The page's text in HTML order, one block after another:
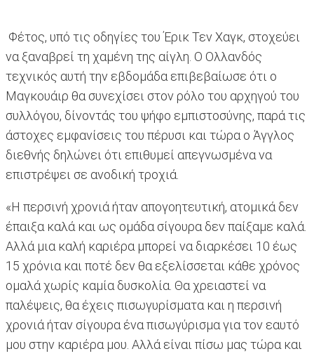
Φέτος, υπό τις οδηγίες του Έρικ Τεν Χαγκ, στοχεύει
να ξαναβρεί τη χαμένη της αίγλη. Ο Ολλανδός
τεχνικός αυτή την εβδομάδα επιβεβαίωσε ότι ο
Μαγκουάιρ θα συνεχίσει στον ρόλο του αρχηγού του
συλλόγου, δίνοντάς του ψήφο εμπιστοσύνης, παρά τις
άστοχες εμφανίσεις του πέρυσι και τώρα ο Άγγλος
διεθνής δηλώνει ότι επιθυμεί απεγνωσμένα να
επιστρέψει σε ανοδική τροχιά.
«Η περσινή χρονιά ήταν απογοητευτική, ατομικά δεν
έπαιξα καλά και ως ομάδα σίγουρα δεν παίξαμε καλά.
Αλλά μια καλή καριέρα μπορεί να διαρκέσει 10 έως
15 χρόνια και ποτέ δεν θα εξελίσσεται κάθε χρόνος
ομαλά χωρίς καμία δυσκολία. Θα χρειαστεί να
παλέψεις, θα έχεις πισωγυρίσματα και η περσινή
χρονιά ήταν σίγουρα ένα πισωγύρισμα για τον εαυτό
μου στην καριέρα μου. Αλλά είναι πίσω μας τώρα και